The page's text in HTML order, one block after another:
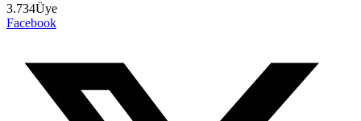
3.734Üye
Facebook